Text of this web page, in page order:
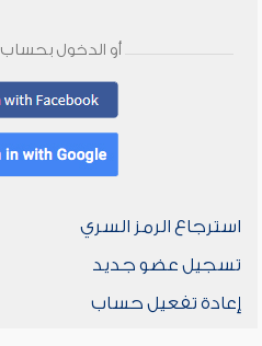
أو الدخول بحساب
استرجاع الرمز السري
تسجيل عضو جديد
إعادة تفعيل حساب